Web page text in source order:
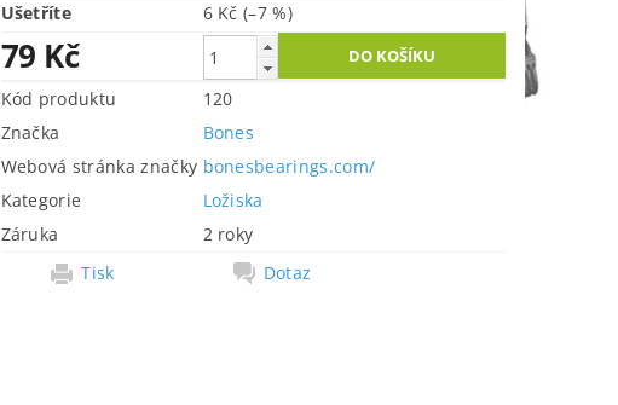
Ušetříte
6 Kč(–7 %)
79 Kč
Kód produktu
120
Značka
Bones
Webová stránka značky bonesbearings.com/
Kategorie
Ložiska
Záruka
2 roky
Tisk
Dotaz